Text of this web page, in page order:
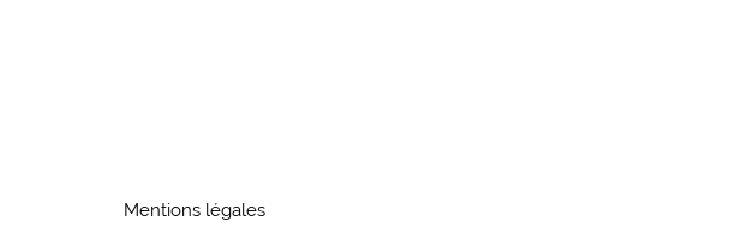
Mentions légales